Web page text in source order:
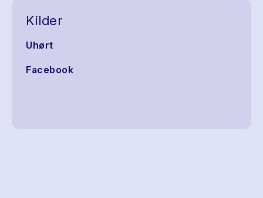
Kilder
Uhørt
Facebook